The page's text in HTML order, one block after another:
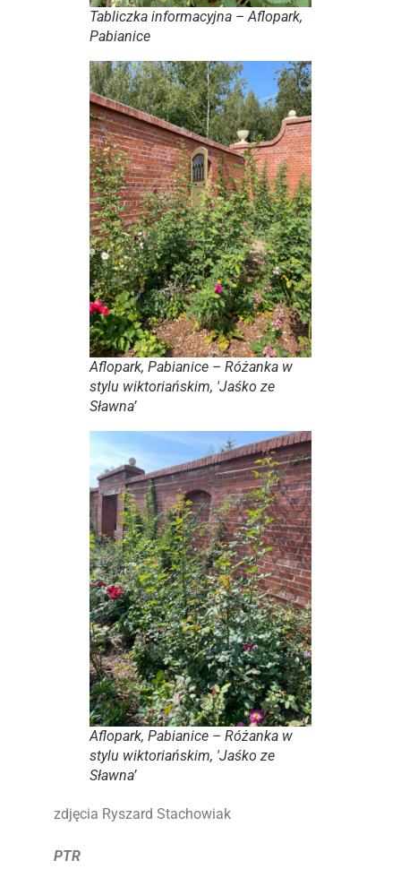
Tabliczka informacyjna – Aflopark,
Pabianice
Aflopark, Pabianice – Różanka w
stylu wiktoriańskim, 'Jaśko ze
Sławna’
Aflopark, Pabianice – Różanka w
stylu wiktoriańskim, 'Jaśko ze
Sławna’
zdjęcia Ryszard Stachowiak
PTR